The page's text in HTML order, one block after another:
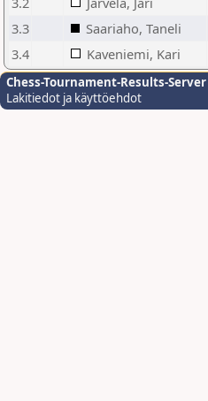
3.3
Saariaho, Taneli
3.4
Kaveniemi, Kari
Chess-Tournament-Results-Server
Lakitiedot ja käyttöehdot